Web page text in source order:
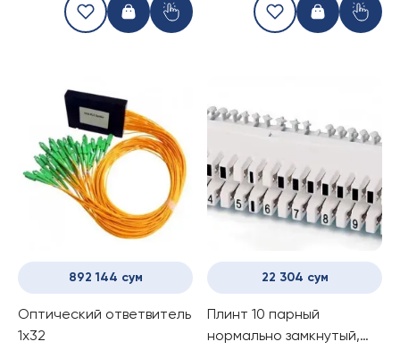
внутренних работ)
892 144 сум
Оптический ответвитель
1x32
22 304 сум
Плинт 10 парный
нормально замкнутый,